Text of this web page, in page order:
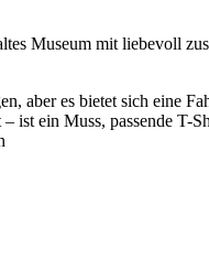
Museum mit liebevoll
aber es bietet sich eine
ein Muss, passende T-